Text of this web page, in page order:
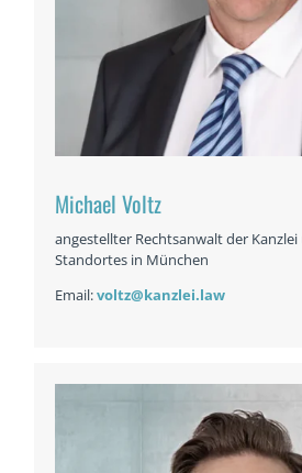
Michael Voltz
angestellter Rechtsanwalt der
Standortes in München
Email:voltz@kanzlei.law